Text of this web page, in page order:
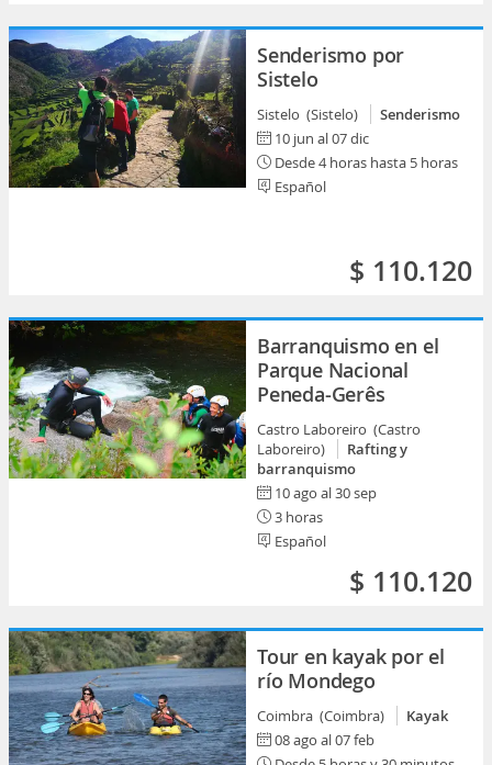
Senderismo por
Sistelo
Sistelo (Sistelo)
Senderismo
10 jun al 07 dic
Desde 4 horas hasta 5 horas
Español
$ 110.120
Barranquismo en el
Parque Nacional
Peneda-Gerês
Castro Laboreiro (Castro
Laboreiro)
Rafting y
barranquismo
10 ago al 30 sep
3 horas
Español
$ 110.120
Tour en kayak por el
río Mondego
Coimbra (Coimbra)
Kayak
08 ago al 07 feb